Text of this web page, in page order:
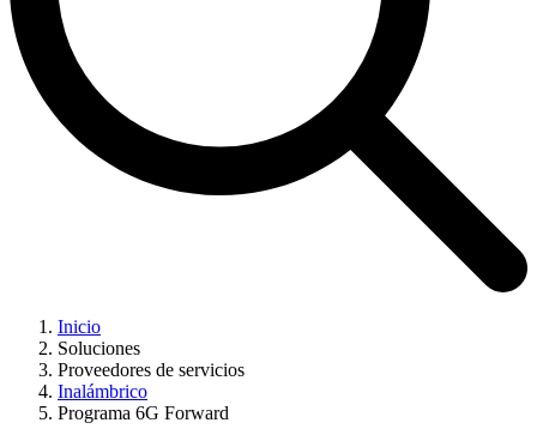
Inicio
Soluciones
Proveedores de servicios
Inalámbrico
Programa 6G Forward